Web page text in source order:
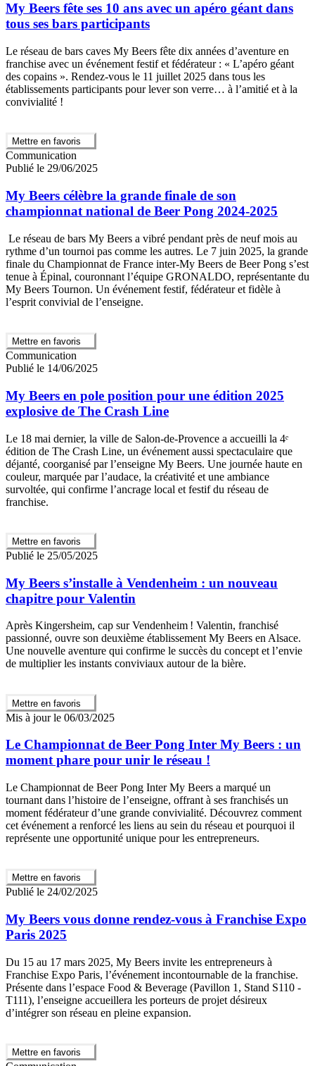
My Beers fête ses 10 ans avec un apéro géant dans
tous ses bars participants
Le réseau de bars caves My Beers fête dix années d’aventure en
franchise avec un événement festif et fédérateur : « L’apéro géant
des copains ». Rendez-vous le 11 juillet 2025 dans tous les
établissements participants pour lever son verre… à l’amitié et à la
convivialité !
Mettre en favoris
Communication
Publié le 29/06/2025
My Beers célèbre la grande finale de son
championnat national de Beer Pong 2024-2025
Le réseau de bars My Beers a vibré pendant près de neuf mois au
rythme d’un tournoi pas comme les autres. Le 7 juin 2025, la grande
finale du Championnat de France inter-My Beers de Beer Pong s’est
tenue à Épinal, couronnant l’équipe GRONALDO, représentante du
My Beers Tournon. Un événement festif, fédérateur et fidèle à
l’esprit convivial de l’enseigne.
Mettre en favoris
Communication
Publié le 14/06/2025
My Beers en pole position pour une édition 2025
explosive de The Crash Line
Le 18 mai dernier, la ville de Salon-de-Provence a accueilli la 4ᵉ
édition de The Crash Line, un événement aussi spectaculaire que
déjanté, coorganisé par l’enseigne My Beers. Une journée haute en
couleur, marquée par l’audace, la créativité et une ambiance
survoltée, qui confirme l’ancrage local et festif du réseau de
franchise.
Mettre en favoris
Publié le 25/05/2025
My Beers s’installe à Vendenheim : un nouveau
chapitre pour Valentin
Après Kingersheim, cap sur Vendenheim ! Valentin, franchisé
passionné, ouvre son deuxième établissement My Beers en Alsace.
Une nouvelle aventure qui confirme le succès du concept et l’envie
de multiplier les instants conviviaux autour de la bière.
Mettre en favoris
Mis à jour le 06/03/2025
Le Championnat de Beer Pong Inter My Beers : un
moment phare pour unir le réseau !
Le Championnat de Beer Pong Inter My Beers a marqué un
tournant dans l’histoire de l’enseigne, offrant à ses franchisés un
moment fédérateur d’une grande convivialité. Découvrez comment
cet événement a renforcé les liens au sein du réseau et pourquoi il
représente une opportunité unique pour les entrepreneurs.
Mettre en favoris
Publié le 24/02/2025
My Beers vous donne rendez-vous à Franchise Expo
Paris 2025
Du 15 au 17 mars 2025, My Beers invite les entrepreneurs à
Franchise Expo Paris, l’événement incontournable de la franchise.
Présente dans l’espace Food & Beverage (Pavillon 1, Stand S110 -
T111), l’enseigne accueillera les porteurs de projet désireux
d’intégrer son réseau en pleine expansion.
Mettre en favoris